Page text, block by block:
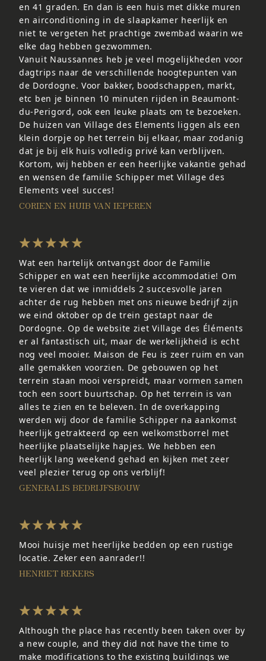
en 41 graden. En dan is een huis met dikke muren
en airconditioning in de slaapkamer heerlijk en
niet te vergeten het prachtige zwembad waarin we
elke dag hebben gezwommen.
Vanuit Naussannes heb je veel mogelijkheden voor
dagtrips naar de verschillende hoogtepunten van
de Dordogne. Voor bakker, boodschappen, markt,
etc ben je binnen 10 minuten rijden in Beaumont-
du-Perigord, ook een leuke plaats om te bezoeken.
De huizen van Village des Elements liggen als een
klein dorpje op het terrein bij elkaar, maar zodanig
dat je bij elk huis volledig privé kan verblijven.
Kortom, wij hebben er een heerlijke vakantie gehad
en wensen de familie Schipper met Village des
Elements veel succes!
CORIEN EN HUIB VAN IEPEREN
Wat een hartelijk ontvangst door de Familie
Schipper en wat een heerlijke accommodatie! Om
te vieren dat we inmiddels 2 succesvolle jaren
achter de rug hebben met ons nieuwe bedrijf zijn
we eind oktober op de trein gestapt naar de
Dordogne. Op de website ziet Village des Éléments
er al fantastisch uit, maar de werkelijkheid is echt
nog veel mooier. Maison de Feu is zeer ruim en van
alle gemakken voorzien. De gebouwen op het
terrein staan mooi verspreidt, maar vormen samen
toch een soort buurtschap. Op het terrein is van
alles te zien en te beleven. In de overkapping
werden wij door de familie Schipper na aankomst
heerlijk getrakteerd op een welkomstborrel met
heerlijke plaatselijke hapjes. We hebben een
heerlijk lang weekend gehad en kijken met zeer
veel plezier terug op ons verblijf!
GENERALIS BEDRIJFSBOUW
Mooi huisje met heerlijke bedden op een rustige
locatie. Zeker een aanrader!!
HENRIET REKERS
Although the place has recently been taken over by
a new couple, and they did not have the time to
make modifications to the existing buildings we